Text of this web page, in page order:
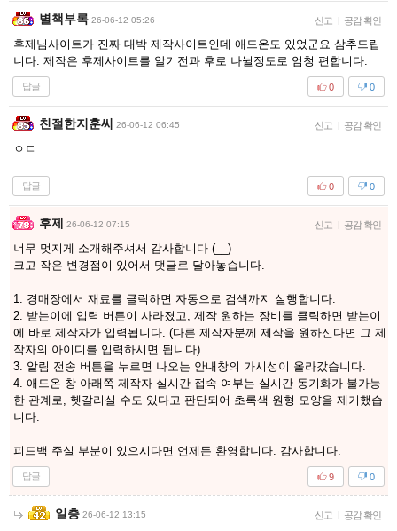
별책부록 26-06-12 05:26 신고 | 공감 확인
후제님사이트가 진짜 대박 제작사이트인데 애드온도 있었군요 삼추드립
니다. 제작은 후제사이트를 알기전과 후로 나뉠정도로 엄청 편합니다.
답글 0
0
친절한지훈씨 26-06-12 06:45 신고 | 공감 확인
ㅇㄷ
답글 0
0
후제 26-06-12 07:15 신고 | 공감 확인
너무 멋지게 소개해주셔서 감사합니다 (__)
크고 작은 변경점이 있어서 댓글로 달아놓습니다.
1. 경매장에서 재료를 클릭하면 자동으로 검색까지 실행합니다.
2. 받는이에 입력 버튼이 사라졌고, 제작 원하는 장비를 클릭하면 받는이
에 바로 제작자가 입력됩니다. (다른 제작자분께 제작을 원하신다면 그 제
작자의 아이디를 입력하시면 됩니다)
3. 알림 전송 버튼을 누르면 나오는 안내창의 가시성이 올라갔습니다.
4. 애드온 창 아래쪽 제작자 실시간 접속 여부는 실시간 동기화가 불가능
한 관계로, 헷갈리실 수도 있다고 판단되어 초록색 원형 모양을 제거했습
니다.
피드백 주실 부분이 있으시다면 언제든 환영합니다. 감사합니다.
답글 0
9
일층 26-06-12 13:15 신고 | 공감 확인